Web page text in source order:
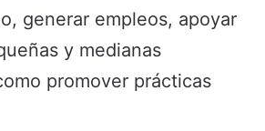
generar empleos, apoyar
y medianas
promover prácticas